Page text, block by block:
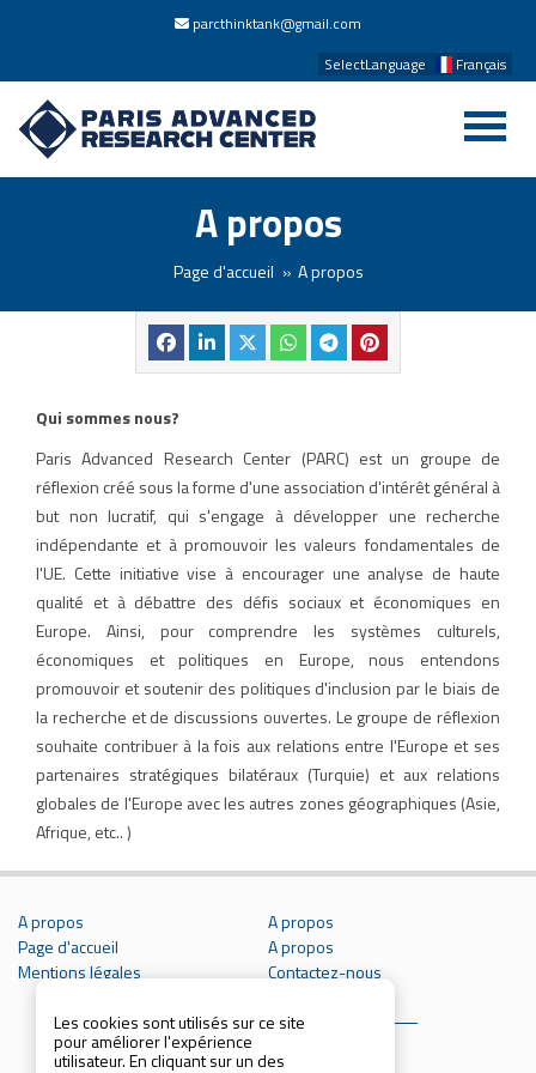
parcthinktank@gmail.com
SelectLanguage
Français
A propos
Page d'accueil A propos
Qui sommes nous?
Paris Advanced Research Center (PARC) est un groupe de
réflexion créé sous la forme d'une association d'intérêt général à
but non lucratif, qui s'engage à développer une recherche
indépendante et à promouvoir les valeurs fondamentales de
l'UE. Cette initiative vise à encourager une analyse de haute
qualité et à débattre des défis sociaux et économiques en
Europe. Ainsi, pour comprendre les systèmes culturels,
économiques et politiques en Europe, nous entendons
promouvoir et soutenir des politiques d'inclusion par le biais de
la recherche et de discussions ouvertes. Le groupe de réflexion
souhaite contribuer à la fois aux relations entre l'Europe et ses
partenaires stratégiques bilatéraux (Turquie) et aux relations
globales de l'Europe avec les autres zones géographiques (Asie,
Afrique, etc.. )
A propos
A propos
Page d'accueil
A propos
Mentions légales
Contactez-nous
Les cookies sont utilisés sur ce site
pour améliorer l'expérience
utilisateur. En cliquant sur un des